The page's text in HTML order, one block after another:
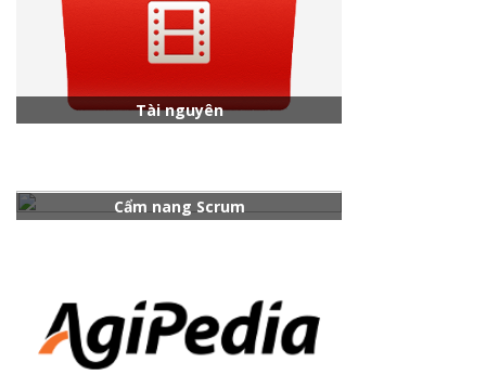
Tài nguyên
Cẩm nang Scrum